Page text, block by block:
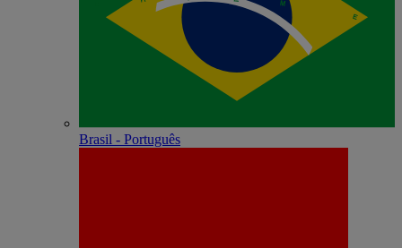
Brasil - Português